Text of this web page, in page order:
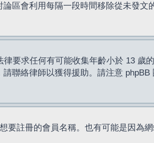
區會利用每隔一段時間移除從未發
要求任何有可能收集年齡小於 13 歲
聯絡律師以獲得援助。請注意
註冊的會員名稱。也有可能是因為